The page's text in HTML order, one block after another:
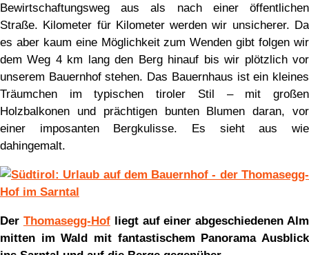
Bewirtschaftungsweg aus als nach einer öffentlichen
Straße. Kilometer für Kilometer werden wir unsicherer. Da
es aber kaum eine Möglichkeit zum Wenden gibt folgen wir
dem Weg 4 km lang den Berg hinauf bis wir plötzlich vor
unserem Bauernhof stehen. Das Bauernhaus ist ein kleines
Träumchen im typischen tiroler Stil – mit großen
Holzbalkonen und prächtigen bunten Blumen daran, vor
einer imposanten Bergkulisse. Es sieht aus wie
dahingemalt.
Der Thomasegg-Hofliegt auf einer abgeschiedenen Alm
mitten im Wald mit fantastischem Panorama Ausblick